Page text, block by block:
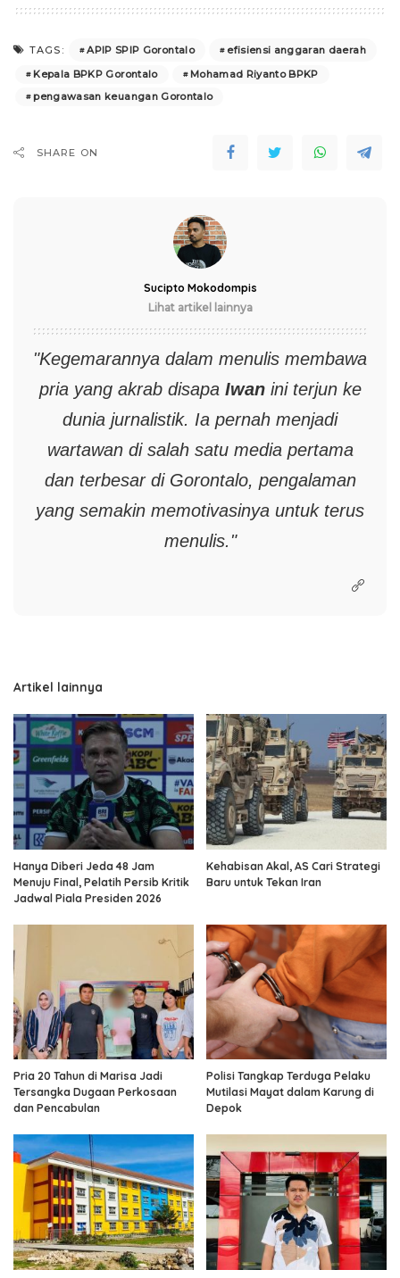
TAGS: APIP SPIP Gorontalo
efisiensi anggaran daerah
Kepala BPKP Gorontalo
Mohamad Riyanto BPKP
pengawasan keuangan Gorontalo
SHARE ON
Sucipto Mokodompis
Lihat artikel lainnya
"Kegemarannya dalam menulis membawa
pria yang akrab disapa Iwanini terjun ke
dunia jurnalistik. Ia pernah menjadi
wartawan di salah satu media pertama
dan terbesar di Gorontalo, pengalaman
yang semakin memotivasinya untuk terus
menulis."
Artikel lainnya
Hanya Diberi Jeda 48 Jam
Menuju Final, Pelatih Persib Kritik
Jadwal Piala Presiden 2026
Kehabisan Akal, AS Cari Strategi
Baru untuk Tekan Iran
Pria 20 Tahun di Marisa Jadi
Tersangka Dugaan Perkosaan
dan Pencabulan
Polisi Tangkap Terduga Pelaku
Mutilasi Mayat dalam Karung di
Depok